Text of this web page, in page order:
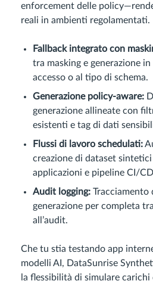
enforcement delle
reali in ambienti regolamentati.
Fallback integrato con
tra masking e generazione
accesso o al tipo di schema.
Generazione policy-aware:
generazione allineate con
esistenti e tag di dati
Flussi di lavoro schedulati:
creazione di dataset
applicazioni e pipeline CI/
Audit logging: Tracciamento
generazione per completa
all’audit.
Che tu stia testando app
modelli AI, DataSunrise
la flessibilità di simulare